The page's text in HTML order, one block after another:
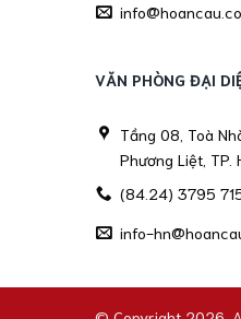
VĂN PHÒNG ĐẠI
Tầng 08, Toà
Phương Liệt, TP.
(84.24) 3795
info-